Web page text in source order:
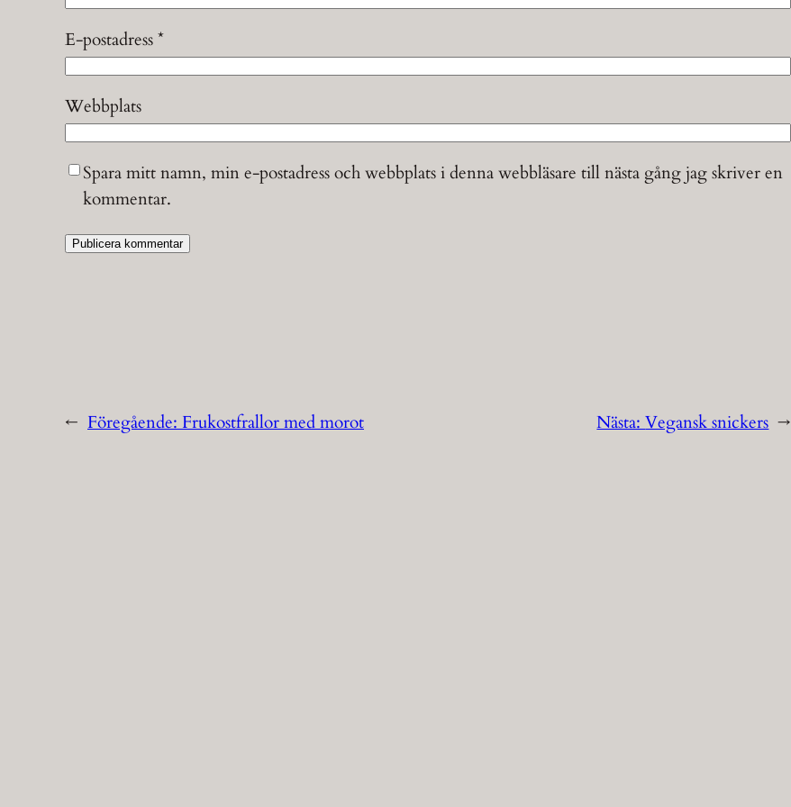
E-postadress*
Webbplats
Spara mitt namn, min e-postadress och webbplats i denna webbläsare till nästa gång jag skriver en
kommentar.
← Föregående: Frukostfrallor med morot Nästa:Vegansk snickers →